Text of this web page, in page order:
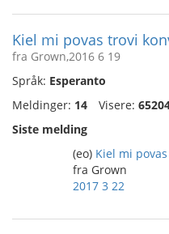
Kiel mi povas trovi
fra Grown,2016 6 19
Språk: Esperanto
Meldinger: 14 Visere:
Siste melding
(eo) Kiel mi
fra Grown
2017 3 22